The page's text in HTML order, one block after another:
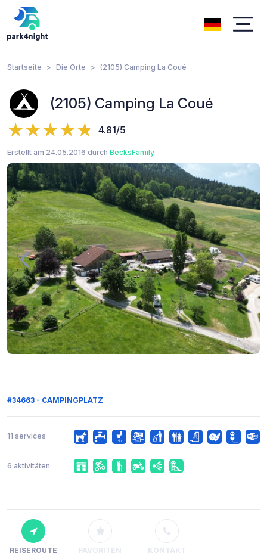
Startseite Die Orte (2105) Camping La Coué
(2105) Camping La Coué
4.81/5
Erstellt am 24.05.2016 durch BecksFamily
#34663 - CAMPINGPLATZ
11 services
6 aktivitäten
REISEROUTE FAVORITEN KONTAKT